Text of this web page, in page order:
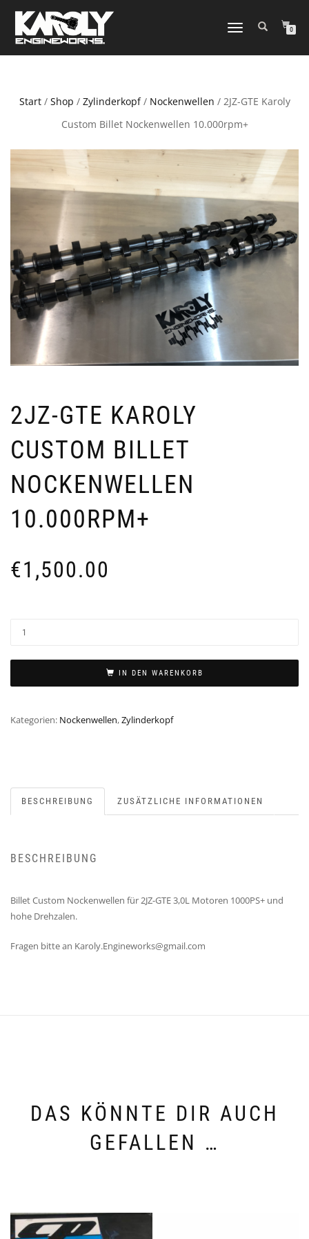
NAVIGATION
0
Start/ Shop / Zylinderkopf/ Nockenwellen / 2JZ-GTE Karoly
Custom Billet Nockenwellen 10.000rpm+
2JZ-GTE KAROLY
CUSTOM BILLET
NOCKENWELLEN
10.000RPM+
€1,500.00
IN DEN WARENKORB
Kategorien: Nockenwellen,Zylinderkopf
BESCHREIBUNG ZUSÄTZLICHE INFORMATIONEN
BESCHREIBUNG
Billet Custom Nockenwellen für 2JZ-GTE 3,0L Motoren 1000PS+ und
hohe Drehzalen.
Fragen bitte an Karoly.Engineworks@gmail.com
DAS KÖNNTE DIR AUCH
GEFALLEN …